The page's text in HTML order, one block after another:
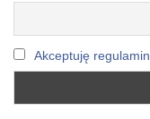
Akceptuję regulamin